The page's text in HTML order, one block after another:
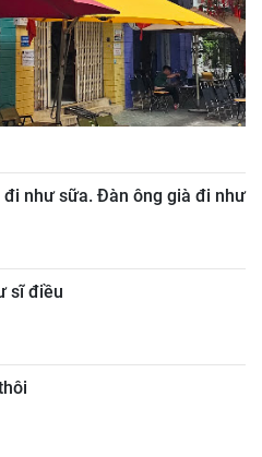
đi như sữa. Đàn ông già đi như
sĩ điều